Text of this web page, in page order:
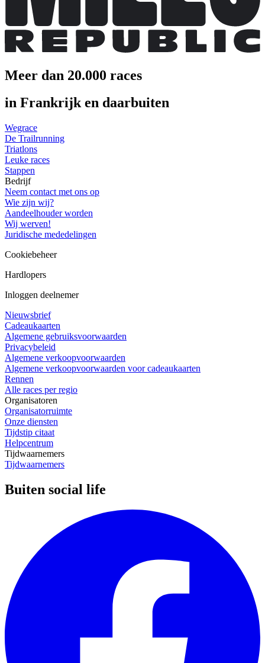
Meer dan 20.000 races
in Frankrijk en daarbuiten
Wegrace
De Trailrunning
Triatlons
Leuke races
Stappen
Bedrijf
Neem contact met ons op
Wie zijn wij?
Aandeelhouder worden
Wij werven!
Juridische mededelingen
Cookiebeheer
Hardlopers
Inloggen deelnemer
Nieuwsbrief
Cadeaukaarten
Algemene gebruiksvoorwaarden
Privacybeleid
Algemene verkoopvoorwaarden
Algemene verkoopvoorwaarden voor cadeaukaarten
Rennen
Alle races per regio
Organisatoren
Organisatorruimte
Onze diensten
Tijdstip citaat
Helpcentrum
Tijdwaarnemers
Tijdwaarnemers
Buiten social life